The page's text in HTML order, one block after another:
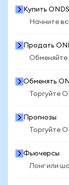
Купить
Начните
Продать
Обменяйте
Обменять
Торгуйте
Прогнозы
Торгуйте
Фьючерсы
Лонг или